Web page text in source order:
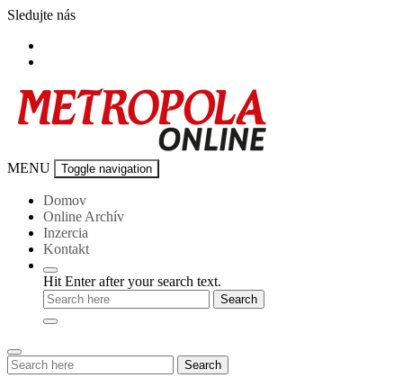
Skip
content
Sledujte nás
Metropola-
MENU Toggle navigation
Domov
Online Archív
Inzercia
Kontakt
Hit Enter after your search text.
Search
for:
Search